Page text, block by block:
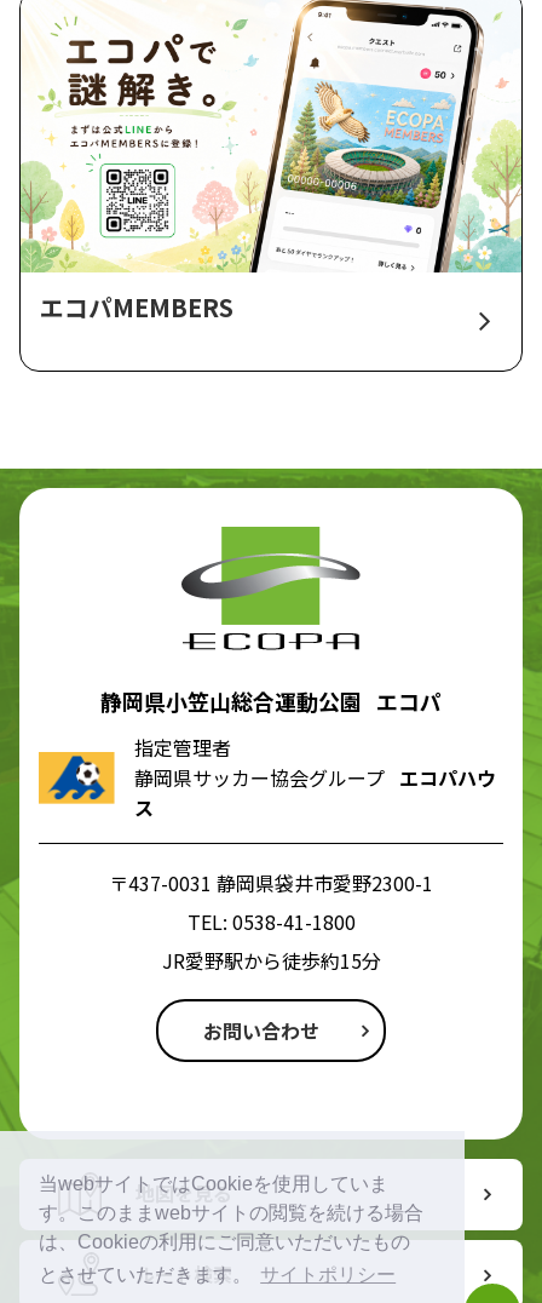
当webサイトではCookieを使用していま
す。このままwebサイトの閲覧を続ける場合
は、Cookieの利用にご同意いただいたもの
とさせていただきます。
サイトポリシー
エコパMEMBERS
静岡県小笠山総合運動公園 エコパ
指定管理者
静岡県サッカー協会グループ エコパハウ
ス
〒437-0031 静岡県袋井市愛野2300-1
TEL: 0538-41-1800
JR愛野駅から徒歩約15分
お問い合わせ
地図を見る
ルート検索